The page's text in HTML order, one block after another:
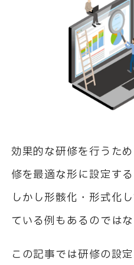
効果的な研修を行うた
修を最適な形に設定す
しかし形骸化・形式化
ている例もあるのではな
この記事では研修の設